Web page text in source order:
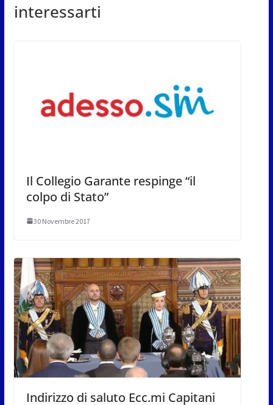
interessarti
Il Collegio Garante respinge “il
colpo di Stato”
30 Novembre 2017
Indirizzo di saluto Ecc.mi Capitani